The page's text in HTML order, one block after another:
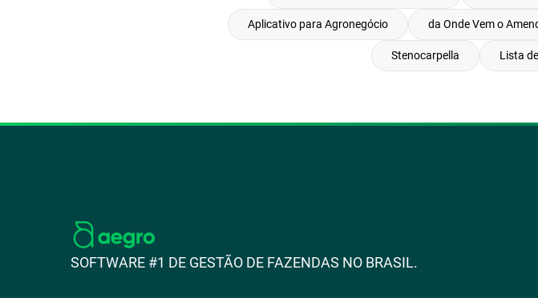
Aplicativo para Agronegócio da Onde Vem o
Stenocarpella Lista
SOFTWARE #1 DE GESTÃO DE FAZENDAS NO BRASIL.